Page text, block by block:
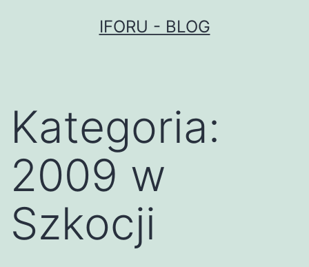
IFORU - BLOG
Kategoria:
2009 w
Szkocji